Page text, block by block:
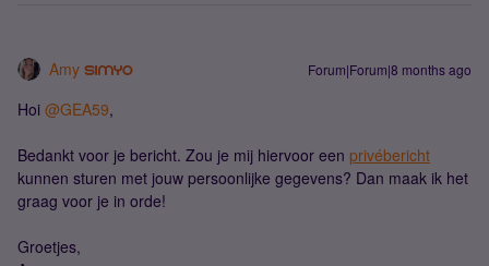
Amy Forum|Forum|8 months ago
Hoi ​ @GEA59,
Bedankt voor je bericht. Zou je mij hiervoor een privébericht
kunnen sturen met jouw persoonlijke gegevens? Dan maak ik het
graag voor je in orde!
Groetjes,